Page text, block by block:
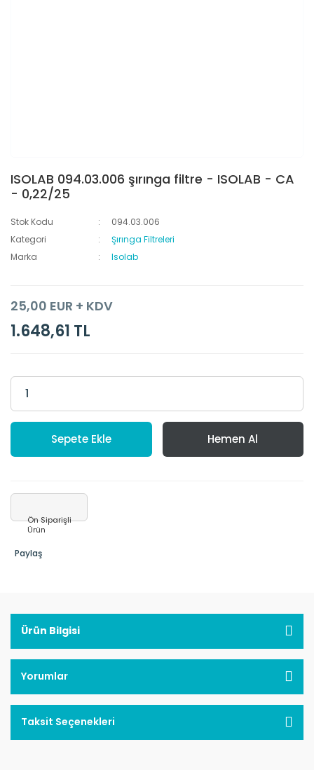
ISOLAB 094.03.006 şırınga filtre - ISOLAB - CA
- 0,22/25
Stok Kodu
094.03.006
Kategori
Şırınga Filtreleri
Marka
Isolab
25,00 EUR + KDV
1.648,61 TL
Sepete Ekle Hemen Al
Ön Siparişli
Ürün
Paylaş
Ürün Bilgisi
Yorumlar
Taksit Seçenekleri